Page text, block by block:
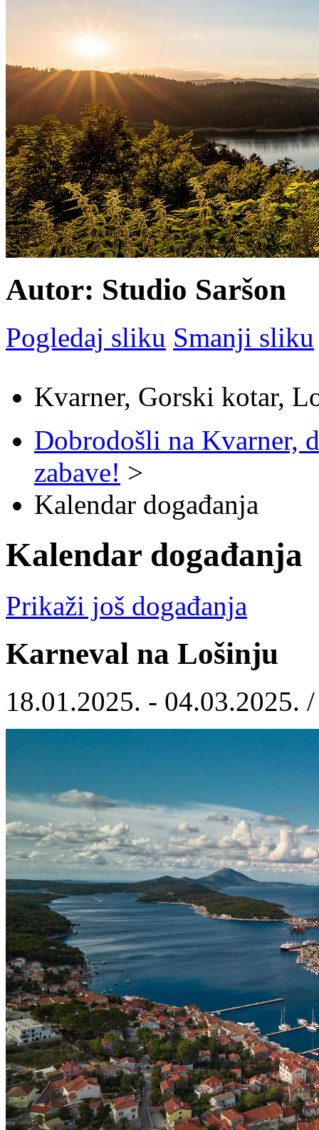
Autor: Studio Saršon
Pogledaj sliku Smanji sliku
Kvarner, Gorski kotar,
Dobrodošli na Kvarner,
zabave! >
Kalendar događanja
Kalendar događanja
Prikaži još događanja
Karneval na Lošinju
18.01.2025. - 04.03.2025.